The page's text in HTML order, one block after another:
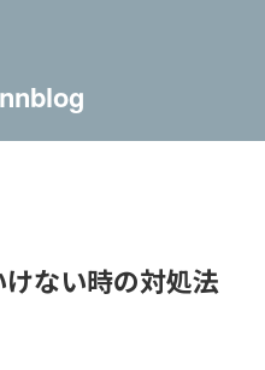
ない時の対処法